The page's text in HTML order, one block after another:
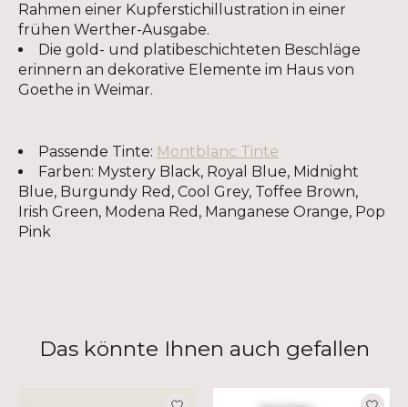
Rahmen einer Kupferstichillustration in einer
frühen Werther-Ausgabe.
Die gold- und platibeschichteten Beschläge
erinnern an dekorative Elemente im Haus von
Goethe in Weimar.
Passende Tinte: Montblanc Tinte
Farben: Mystery Black, Royal Blue, Midnight
Blue, Burgundy Red, Cool Grey, Toffee Brown,
Irish Green, Modena Red, Manganese Orange, Pop
Pink
Das könnte Ihnen auch gefallen
Produkt-Karussell-Artikel